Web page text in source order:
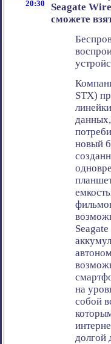
20:30
Seagate
сможете
STX)
новый
на
собой
долгой